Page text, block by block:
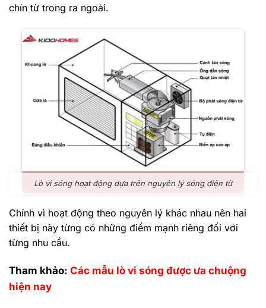
chín từ trong ra ngoài.
Lò vi sóng hoạt động dựa trên nguyên lý sóng điện từ
Chính vì hoạt động theo nguyên lý khác nhau nên hai
thiết bị này từng có những điểm mạnh riêng đối với
từng nhu cầu.
Tham khảo: Các mẫu lò vi sóng được ưa chuộng
hiện nay